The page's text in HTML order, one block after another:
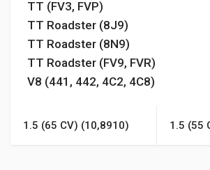
TT (FV3, FVP)
TT Roadster (8J9)
TT Roadster (8N9)
TT Roadster (FV9, FVR)
V8 (441, 442, 4C2, 4C8)
1.5 (65 CV) (10,8910) 1.5 (55